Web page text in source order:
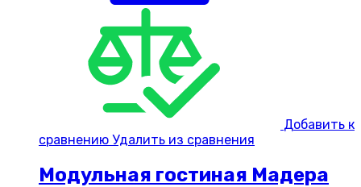
Добавить к
сравнению Удалить из сравнения
Модульная гостиная Мадера